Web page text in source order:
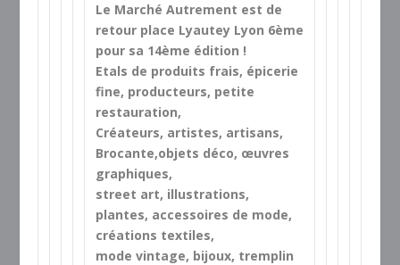
Le Marché Autrement est de
retour place Lyautey Lyon 6ème
pour sa 14ème édition !
Etals de produits frais, épicerie
fine, producteurs, petite
restauration,
Créateurs, artistes, artisans,
Brocante,objets déco, œuvres
graphiques,
street art, illustrations,
plantes, accessoires de mode,
créations textiles,
mode vintage, bijoux, tremplin